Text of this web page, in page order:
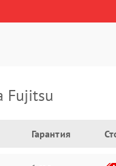
Fujitsu
Гарантия